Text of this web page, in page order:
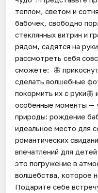
теплом, светом и
бабочек, свободно
стеклянных витрин и
рядом, садятся на
рассмотреть себя
сможете: 🦋
сделать волшебные
покормить их с
особенные моменты —
природы: рождение
идеальное место для
романтических
впечатлений для
это погружение в
волшебства, которое
Подарите себе